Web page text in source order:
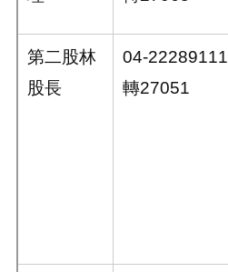
第二股林
股長
04-22289111
轉27051